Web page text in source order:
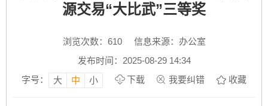
源交易“大比武”三等奖
浏览次数： 610
信息来源：办公室
发布时间：2025-08-29 14:34
字号：
大 中 小 下载 我要纠错 收藏